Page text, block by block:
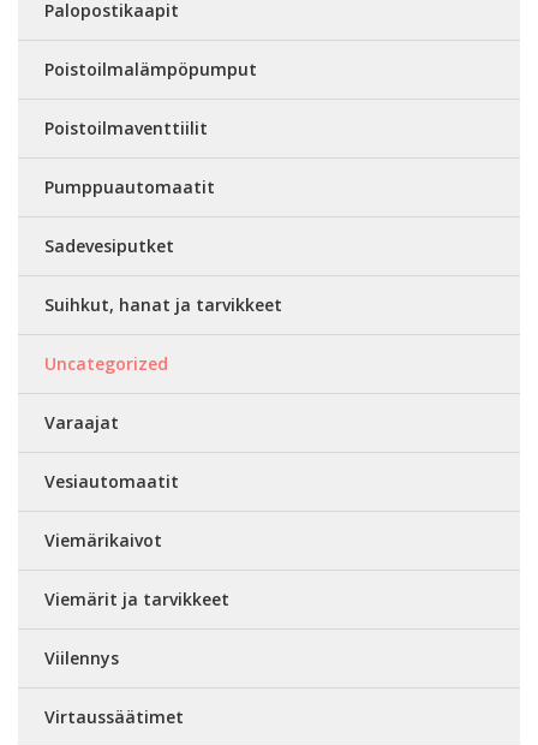
Palopostikaapit
Poistoilmalämpöpumput
Poistoilmaventtiilit
Pumppuautomaatit
Sadevesiputket
Suihkut, hanat ja tarvikkeet
Uncategorized
Varaajat
Vesiautomaatit
Viemärikaivot
Viemärit ja tarvikkeet
Viilennys
Virtaussäätimet